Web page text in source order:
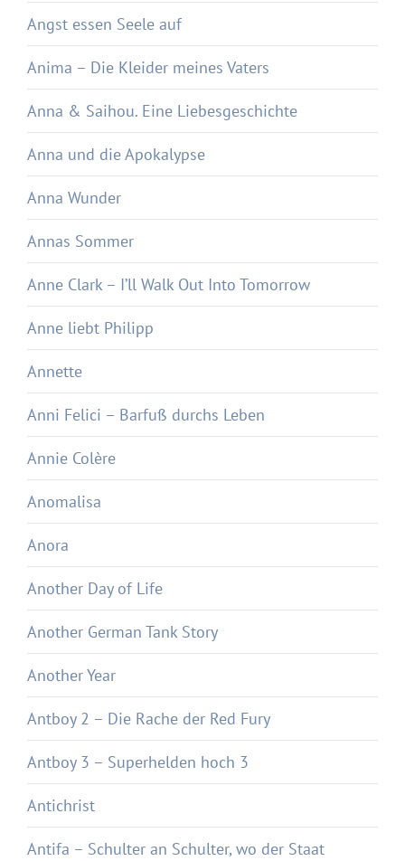
Angst essen Seele auf
Anima – Die Kleider meines Vaters
Anna & Saihou. Eine Liebesgeschichte
Anna und die Apokalypse
Anna Wunder
Annas Sommer
Anne Clark – I’ll Walk Out Into Tomorrow
Anne liebt Philipp
Annette
Anni Felici – Barfuß durchs Leben
Annie Colère
Anomalisa
Anora
Another Day of Life
Another German Tank Story
Another Year
Antboy 2 – Die Rache der Red Fury
Antboy 3 – Superhelden hoch 3
Antichrist
Antifa – Schulter an Schulter, wo der Staat